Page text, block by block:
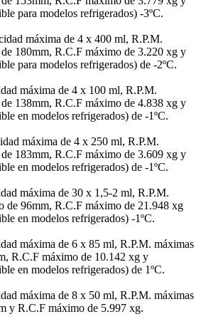
para modelos refrigerados) -3ºC.
máxima de 4 x 400 ml, R.P.M.
180mm, R.C.F máximo de 3.220 xg y
para modelos refrigerados) de -2ºC.
máxima de 4 x 100 ml, R.P.M.
138mm, R.C.F máximo de 4.838 xg y
en modelos refrigerados) de -1ºC.
máxima de 4 x 250 ml, R.P.M.
183mm, R.C.F máximo de 3.609 xg y
en modelos refrigerados) de -1ºC.
máxima de 30 x 1,5-2 ml, R.P.M.
de 96mm, R.C.F máximo de 21.948 xg
en modelos refrigerados) -1ºC.
máxima de 6 x 85 ml, R.P.M. máximas
R.C.F máximo de 10.142 xg y
en modelos refrigerados) de 1ºC.
máxima de 8 x 50 ml, R.P.M. máximas
y R.C.F máximo de 5.997 xg.